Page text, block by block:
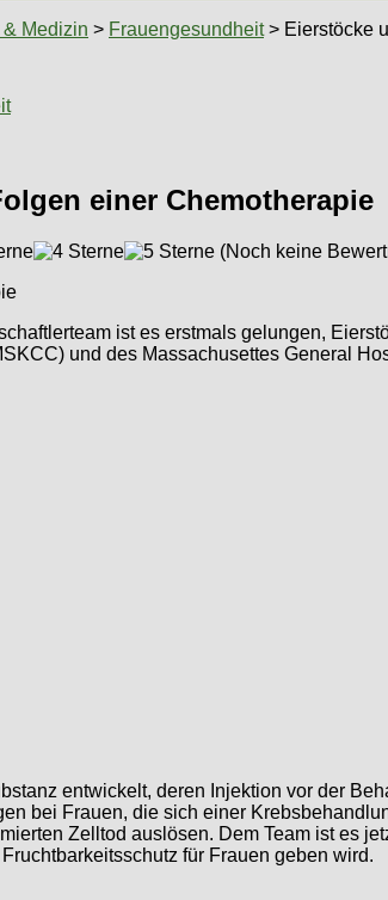
Medizin > Frauengesundheit> Eierstöcke
einer Chemotherapie
(Noch keine
ist es erstmals gelungen,
und des Massachusettes General
entwickelt, deren Injektion vor der
bei Frauen, die sich einer
Zelltod auslösen. Dem Team ist es
für Frauen geben wird.